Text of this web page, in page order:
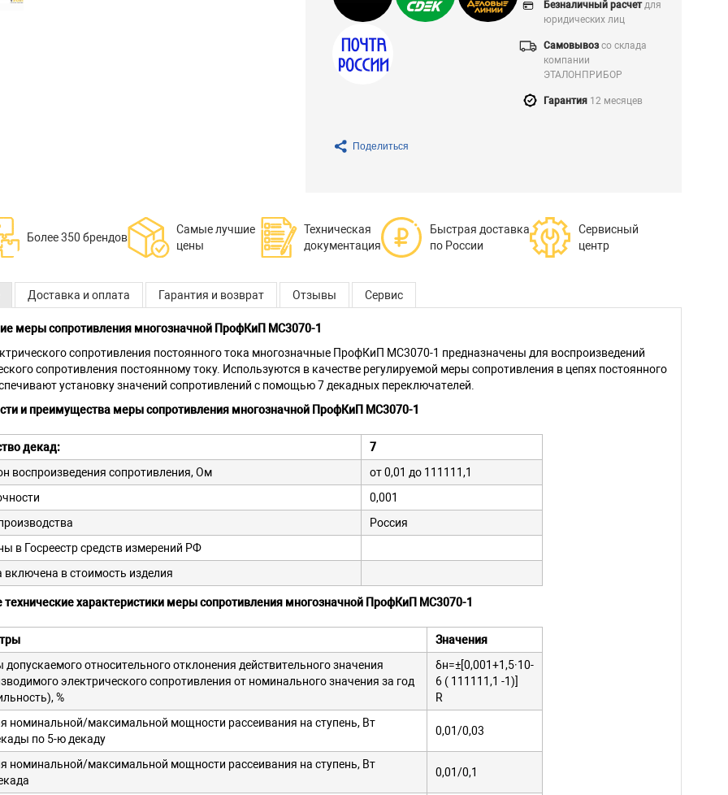
Безналичный расчетдля
юридических лиц
Самовывозсо склада
компании
ЭТАЛОНПРИБОР
Гарантия12 месяцев
Поделиться
Более 350 брендов
Самые лучшие
цены
Техническая
документация
Быстрая доставка
по России
Сервисный
центр
Доставка и оплата Гарантия и возврат Отзывы Сервис
меры сопротивления многозначной ПрофКиП МС3070-1
сопротивления постоянного тока многозначные ПрофКиП МС3070-1 предназначены для воспроизведений
сопротивления постоянному току. Используются в качестве регулируемой меры сопротивления в цепях постоянного
установку значений сопротивлений с помощью 7 декадных переключателей.
и преимущества меры сопротивления многозначной ПрофКиП МС3070-1
декад:
7
воспроизведения сопротивления, Ом
от 0,01 до 111111,1
0,001
Россия
в Госреестр средств измерений РФ
включена в стоимость изделия
характеристики меры сопротивления многозначной ПрофКиП МС3070-1
Значения
допускаемого относительного отклонения действительного значения
электрического сопротивления от номинального значения за год
%
δн=±[0,001+1,5·10-
6 ( 111111,1 -1)]
R
номинальной/максимальной мощности рассеивания на ступень, Вт
по 5-ю декаду
0,01/0,03
номинальной/максимальной мощности рассеивания на ступень, Вт
0,01/0,1